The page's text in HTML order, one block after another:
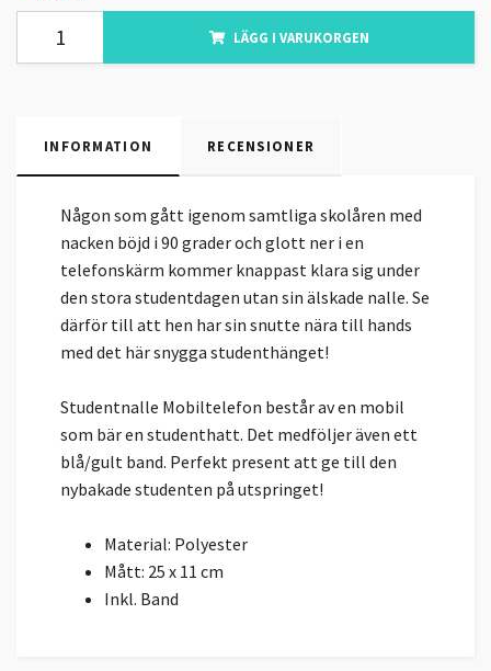
LÄGG I VARUKORGEN
INFORMATION RECENSIONER
Någon som gått igenom samtliga skolåren med
nacken böjd i 90 grader och glott ner i en
telefonskärm kommer knappast klara sig under
den stora studentdagen utan sin älskade nalle. Se
därför till att hen har sin snutte nära till hands
med det här snygga studenthänget!
Studentnalle Mobiltelefon består av en mobil
som bär en studenthatt. Det medföljer även ett
blå/gult band. Perfekt present att ge till den
nybakade studenten på utspringet!
Material: Polyester
Mått: 25 x 11 cm
Inkl. Band